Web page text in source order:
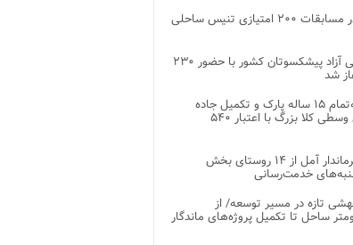
رقابت ۴۹ تیم در مسابقات ۲۰۰ امتیازی تنیس ساحلی
رقابت‌های کشتی آزاد پیشکسوتان کشور با حضور ۲۳۰
شد
پایان پروژه نیمه‌تمام ۱۵ ساله پارک و تکمیل جاده
اصلی ۲ کیلومتری وسطی کلا بزرگ با اعتبار ۵۴۰
بازدید میدانی فرماندار آمل از ۱۴ روستای بخش
خدمت‌رسانی
تازه در مسیر توسعه/ از
۱۴ کیلومتر ساحل تا تکمیل پروژه‌های ماندگار